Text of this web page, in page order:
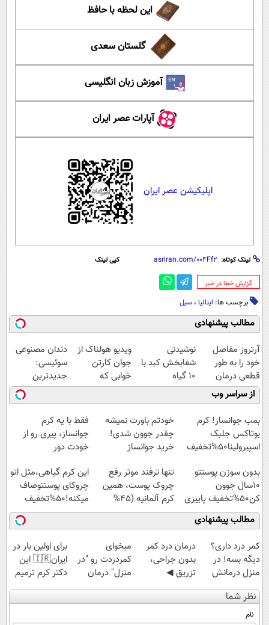
این لحظه با حافظ
گلستان سعدی
آموزش زبان انگلیسی
آپارات عصر ایران
اپلیکیشن عصر ایران
لینک کوتاه: کپی لینک
‌گزارش خطا در خبر
برچسب ها: ایتالیا ، سیل
مطالب پیشنهادی
آرتروز مفاصل
خود را به طور
قطعی درمان
کنید!
◗پرسش‌نامه◖
نوشیدنی
شفابخش کبد با
10 گیاه
موثر(تخفیف تا
امشب)
ویدیو هولناک از
جوان کارتن
خوابی که
میلیاردر شد.
آموزش رایگان
دندان مصنوعی
سوئیسی:
جدیدترین
فناوری اروپا،
سبک و مقاوم |
پرداخت قسطی
از سراسر وب
بمب جوانساز! کرم
بوتاکس جلبک
اسپیرولینا50%تخفیف
خودتم باورت نمیشه
چقدر جوون شدی!
خرید جوانساز
ویژه
فقط با یه کرم
جوانساز، پیری رو از
خودت دور
بدون سوزن پوستتو
10سال جوون
کن50%تخفیف پاییزی
تنها ترفند موثر رفع
چروک پوست، همین
کرم آلمانیه (45%
تخفیف)
این کرم گیاهی،مثل اتو
چروکای پوستتوصاف
میکنه!50%تخفیف
مطالب پیشنهادی
کمر درد داری؟
دیگه بسه! در
منزل درمانش
کن
(◀پرسش‌نامه)
درمان درد کمر
بدون جراحی،
تزریق ◀
پرسش‌نامه رو پر
کن ▶
میخوای
کمردردت رو "در
منزل" درمان
کنی؟ (◂فیلم +
◂پرسش‌نامه)
برای اولین بار در
ایران🇮🇷 این
دکتر کرم ترمیم
کننده 23 روزه
ساخت!
نظر شما
نام